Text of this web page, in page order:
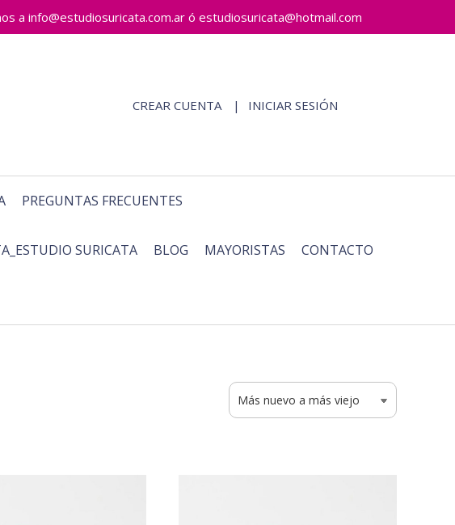
a info@estudiosuricata.com.ar ó estudiosuricata@hotmail.com
CREAR CUENTA INICIAR SESIÓN
PREGUNTAS FRECUENTES
SURICATA BLOG MAYORISTAS CONTACTO